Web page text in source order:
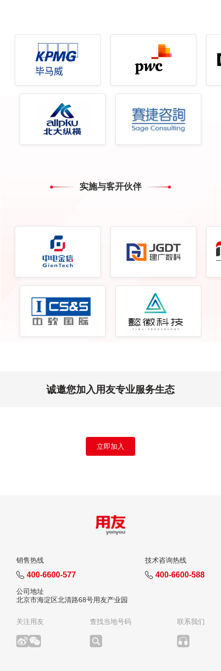
实施与客开伙伴
诚邀您加入用友专业服务生态
立即加入
销售热线
400-6600-577
技术咨询热线
400-6600-588
公司地址
北京市海淀区北清路68号用友产业园
关注用友 查找当地号码 联系我们